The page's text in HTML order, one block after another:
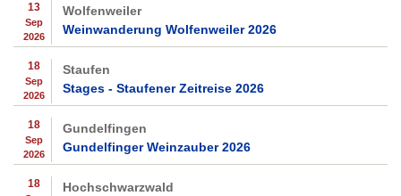
13
Sep
2026
Wolfenweiler
Weinwanderung Wolfenweiler 2026
18
Sep
2026
Staufen
Stages - Staufener Zeitreise 2026
18
Sep
2026
Gundelfingen
Gundelfinger Weinzauber 2026
18 Hochschwarzwald